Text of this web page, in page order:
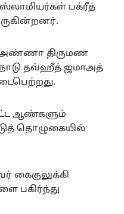
பக்ரீத்
அண்ணா திருமண
தவ்ஹீத் ஜமாஅத்
ஆண்களும்
தொழுகையில்
கைகுலுக்கி
பகிர்ந்து